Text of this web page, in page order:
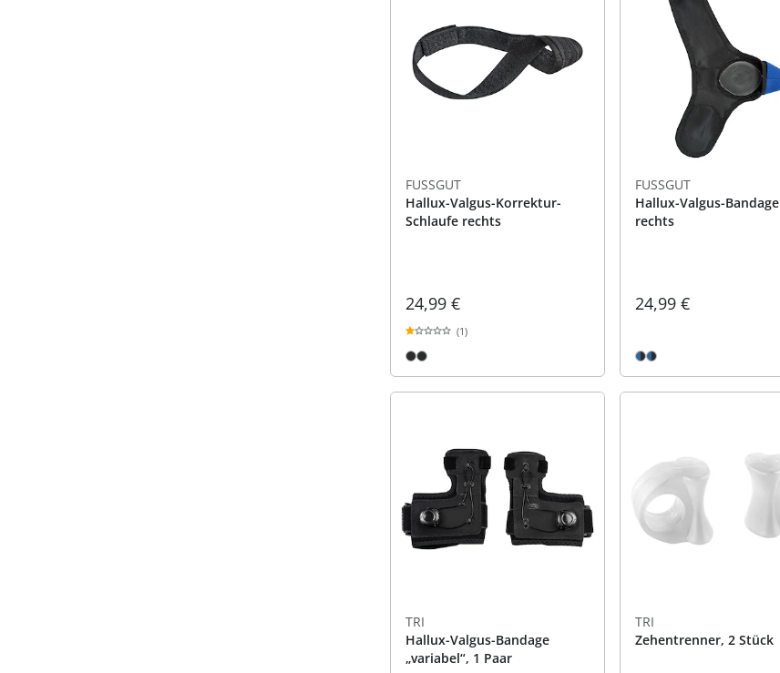
FUSSGUT
Hallux-Valgus-Korrektur-
Schlaufe rechts
24,99 €
(1)
FUSSGUT
Hallux-Valgus-Bandage
rechts
24,99 €
TRI
Hallux-Valgus-Bandage
„variabel“, 1 Paar
TRI
Zehentrenner, 2 Stück